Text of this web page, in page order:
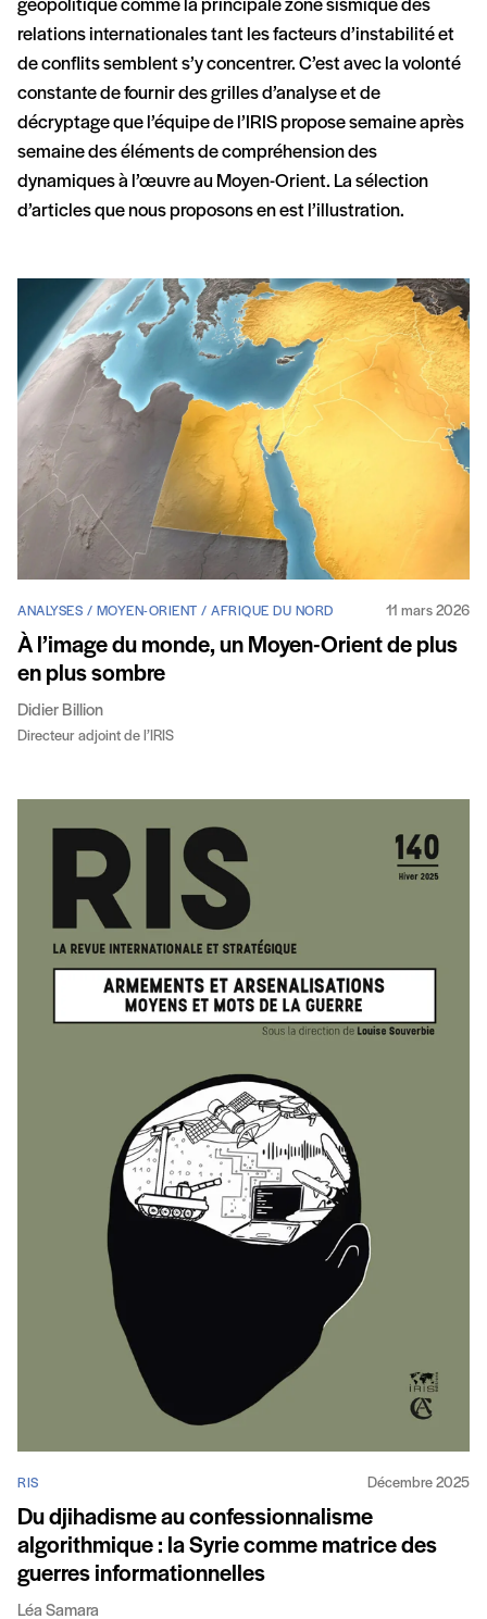
géopolitique comme la principale zone sismique des
relations internationales tant les facteurs d’instabilité et
de conflits semblent s’y concentrer. C’est avec la volonté
constante de fournir des grilles d’analyse et de
décryptage que l’équipe de l’IRIS propose semaine après
semaine des éléments de compréhension des
dynamiques à l’œuvre au Moyen-Orient. La sélection
d’articles que nous proposons en est l’illustration.
Articles
ANALYSES / MOYEN-ORIENT / AFRIQUE DU NORD 11 mars 2026
À l’image du monde, un Moyen-Orient de plus
en plus sombre
Didier Billion
Directeur adjoint de l’IRIS
RIS Décembre 2025
Du djihadisme au confessionnalisme
algorithmique : la Syrie comme matrice des
guerres informationnelles
Léa Samara